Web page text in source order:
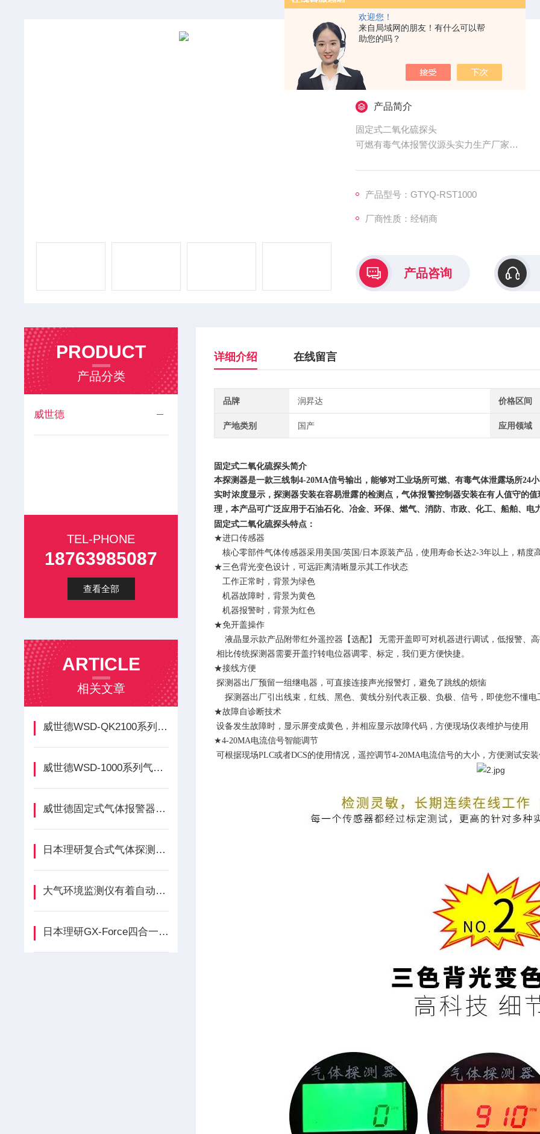
欢迎您！
来自局域网的朋友！有什么可以帮
助您的吗？
固定式二氧化硫探头
产品简介
固定式二氧化硫探头
可燃有毒气体报警仪源头实力生产厂家
产品型号：GTYQ-RST1000
厂商性质：经销商
产品咨询
PRODUCT
产品分类
威世德
TEL-PHONE
18763985087
查看全部
ARTICLE
相关文章
威世德WSD-QK2100系列气体报警控制器（液晶显示）简介
威世德WSD-1000系列气体报警控制器（数码显示）简介
威世德固定式气体报警器简介
日本理研复合式气体探测器的实际应用案例分析
大气环境监测仪有着自动采集、处理和记录数据
日本理研GX-Force四合一气体检测仪的保养检查
详细介绍 在线留言
品牌 润昇达 价格区间
产地类别 国产 应用领域
固定式二氧化硫探头简介
本探测器是一款三线制 4-20MA信号输出，能够对工业场所可燃、有毒气体泄露场所24
实时浓度显示，探测器安装在容易泄露的检测点，气体报警控制器安装在有人值守的
理，本产品可广泛应用于石油石化、冶金、环保、燃气、消防、市政、化工、船舶、
固定式二氧化硫探头特点：
★进口传感器
核心零部件气体传感器采用美国/英国/日本原装产品 ，使用寿命长达2-3年以上 ，精度
★三色背光变色设计，可远距离清晰显示其工作状态
工作正常时，背景为绿色
机器故障时，背景为黄色
机器报警时，背景为红色
★免开盖操作
液晶显示款产品附带红外遥控器【选配】
无需开盖即可对机器进行调试，低报警、
相比传统探测器需要开盖拧转电位器调零、标定，我们更方便快捷。
★接线方便
探测器出厂预留一组继电器，可直接连接声光报警灯，避免了跳线的烦恼
探测器出厂引出线束，红线、黑色、黄线分别代表正极、负极、信号，即使您不懂
★故障自诊断技术
设备发生故障时，显示屏变成黄色，并相应显示故障代码，方便现场仪表维护与使用
★4-20MA电流信号智能调节
可根据现场PLC或者DCS的使用情况，遥控调节4-20MA电流信号的大小，方便测试安